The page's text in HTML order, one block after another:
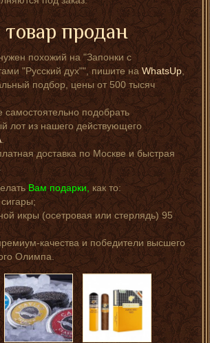
продан
похожий на "Запонки с
"Русский дух"", пишите наWhatsUp,
подбор, цены от 500 тысяч
подобрать
лот из нашего действующего
доставка по Москве и быстрая
Вам подарки, как то:
икры (осетровая или стерлядь) 95
качества и победители высшего
Олимпа.